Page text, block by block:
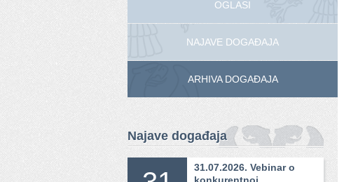
OGLASI
NAJAVE DOGAĐAJA
ARHIVA DOGAĐAJA
Najave događaja
31.07.2026. Vebinar o